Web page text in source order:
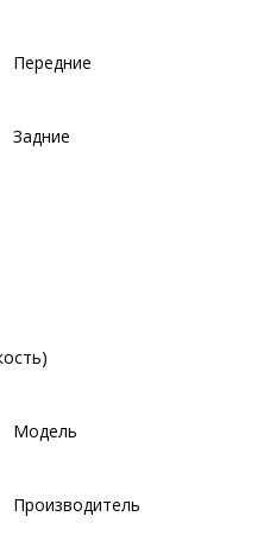
Передние
Задние
Модель
Производитель